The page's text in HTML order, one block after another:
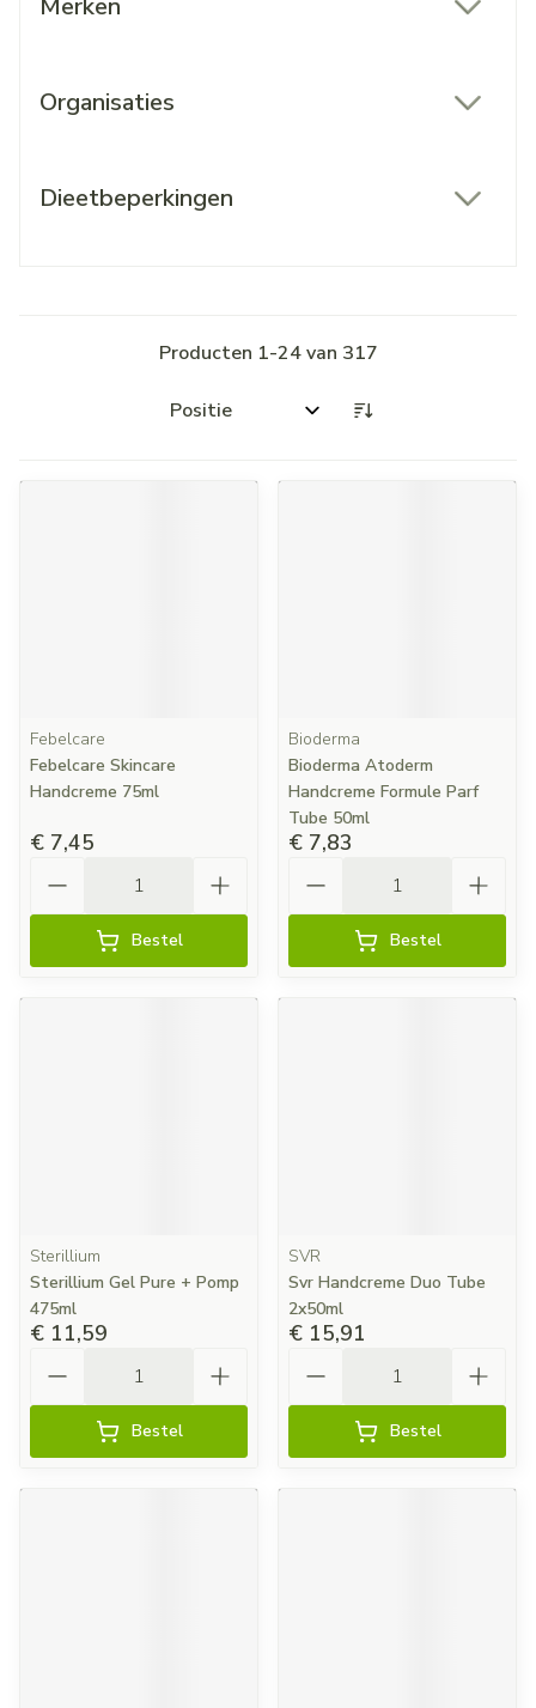
Merken
Organisaties
Dieetbeperkingen
Producten 1-24van 317
Sorteer op:
Febelcare
Febelcare Skincare
Handcreme 75ml
€ 7,45
Bestel
Bioderma
Bioderma Atoderm
Handcreme Formule Parf
Tube 50ml
€ 7,83
Bestel
Sterillium
Sterillium Gel Pure + Pomp
475ml
€ 11,59
Bestel
SVR
Svr Handcreme Duo Tube
2x50ml
€ 15,91
Bestel